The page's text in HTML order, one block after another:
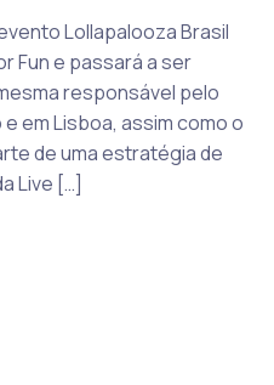
Lollapalooza Brasil
Fun e passará a ser
responsável pelo
e em Lisboa, assim como o
de uma estratégia de
Live […]